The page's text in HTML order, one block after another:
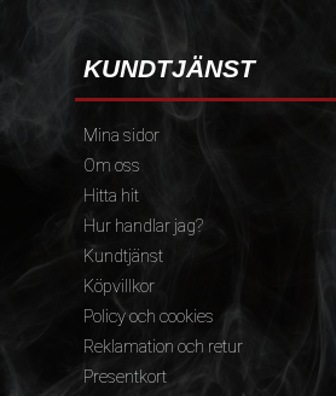
KUNDTJÄNST
Mina sidor
Om oss
Hitta hit
Hur handlar jag?
Kundtjänst
Köpvillkor
Policy och cookies
Reklamation och retur
Presentkort